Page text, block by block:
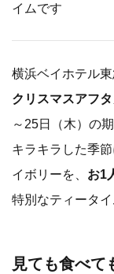
イムです
横浜ベイホテル
クリスマスアフ
～25日（木）の
キラキラした季
イボリーを、 お1
特別なティータイ
見ても食べて